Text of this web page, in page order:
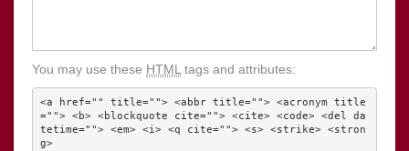
You may use these HTML tags and attributes:
<a href="" title=""> <abbr title=""> <acronym title
=""> <b> <blockquote cite=""> <cite> <code> <del da
tetime=""> <em> <i> <q cite=""> <s> <strike> <stron
g>